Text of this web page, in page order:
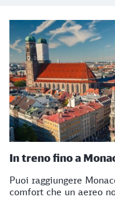
In treno fino a
Puoi raggiungere
comfort che un aereo